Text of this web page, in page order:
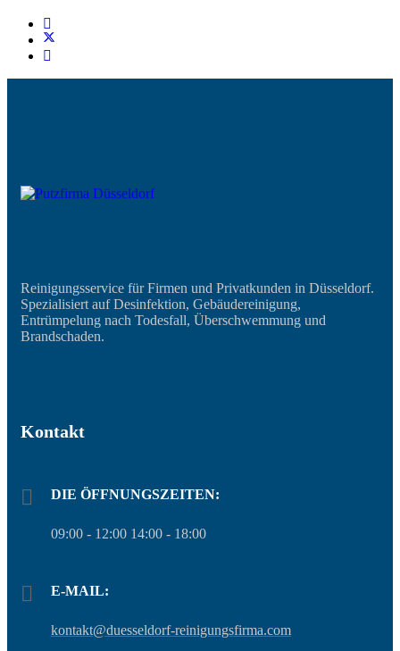
Reinigungsservice für Firmen und Privatkunden in Düsseldorf.
Spezialisiert auf Desinfektion, Gebäudereinigung,
Entrümpelung nach Todesfall, Überschwemmung und
Brandschaden.
Kontakt
DIE ÖFFNUNGSZEITEN:
09:00 - 12:00 14:00 - 18:00
E-MAIL:
kontakt@duesseldorf-reinigungsfirma.com